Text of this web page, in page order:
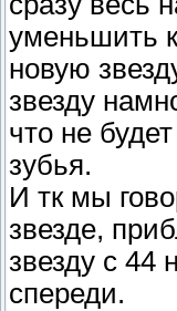
уменьшить
новую
звезду
что не
зубья.
И тк мы
звезде,
звезду с 44
спереди.